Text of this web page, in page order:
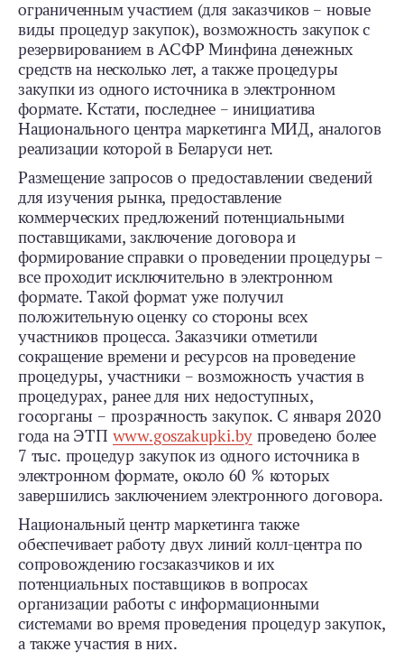
ограниченным участием (для заказчиков – новые
виды процедур закупок), возможность закупок с
резервированием в АСФР Минфина денежных
средств на несколько лет, а также процедуры
закупки из одного источника в электронном
формате. Кстати, последнее – инициатива
Национального центра маркетинга МИД, аналогов
реализации которой в Беларуси нет.
Размещение запросов о предоставлении сведений
для изучения рынка, предоставление
коммерческих предложений потенциальными
поставщиками, заключение договора и
формирование справки о проведении процедуры –
все проходит исключительно в электронном
формате. Такой формат уже получил
положительную оценку со стороны всех
участников процесса. Заказчики отметили
сокращение времени и ресурсов на проведение
процедуры, участники – возможность участия в
процедурах, ранее для них недоступных,
госорганы – прозрачность закупок. С января 2020
года на ЭТП www.goszakupki.by проведено более
7 тыс. процедур закупок из одного источника в
электронном формате, около 60 % которых
завершились заключением электронного договора.
Национальный центр маркетинга также
обеспечивает работу двух линий колл-центра по
сопровождению госзаказчиков и их
потенциальных поставщиков в вопросах
организации работы с информационными
системами во время проведения процедур закупок,
а также участия в них.